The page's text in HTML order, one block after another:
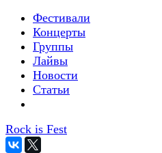
Фестивали
Концерты
Группы
Лайвы
Новости
Статьи
Rock is Fest